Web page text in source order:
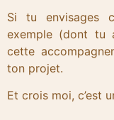
Si tu envisages
exemple (dont tu
cette
ton projet.
Et crois moi, c’est